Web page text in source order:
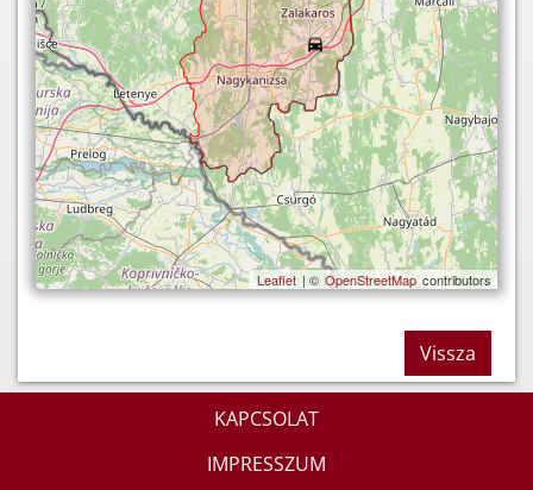
Leaflet | © OpenStreetMap contributors
Vissza
KAPCSOLAT
IMPRESSZUM